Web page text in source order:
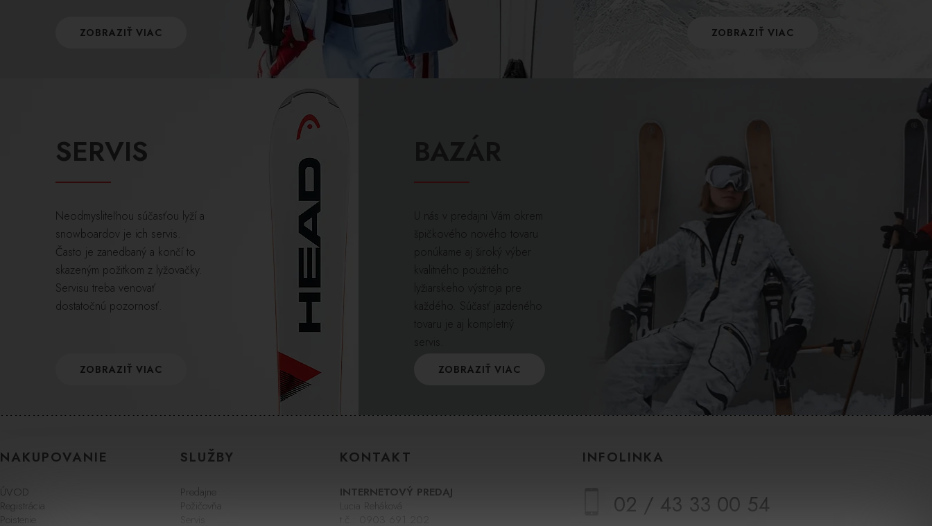
ZOBRAZIŤ VIAC ZOBRAZIŤ VIAC
SERVIS
Neodmysliteľnou súčasťou lyží a
snowboardov je ich servis.
Často je zanedbaný a končí to
skazeným požitkom z lyžovačky.
Servisu treba venovať
dostatočnú pozornosť.
ZOBRAZIŤ VIAC
U nás v predajni Vám okrem
špičkového nového tovaru
ponúkame aj široký výber
kvalitného použitého
lyžiarskeho výstroja pre
každého. Súčasť jazdeného
tovaru je aj kompletný
servis.
ZOBRAZIŤ VIAC
NAKUPOVANIE
ÚVOD
Registrácia
Poistenie
SLUŽBY
Predajne
Požičovňa
Servis
KONTAKT
INTERNETOVÝ PREDAJ
Lucia Reháková
t.č.:
0903 691 202
INFOLINKA
02 / 43 33 00 54